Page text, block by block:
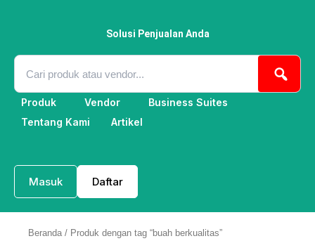
Solusi Penjualan Anda
Produk Vendor
Business Suites
Tentang Kami
Artikel
Masuk Daftar
Beranda / Produk dengan tag “buah berkualitas”